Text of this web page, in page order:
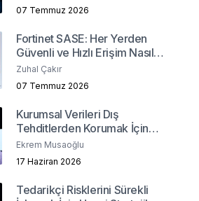
07 Temmuz 2026
Fortinet SASE: Her Yerden
Güvenli ve Hızlı Erişim Nasıl
Sağlanır?
Zuhal Çakır
07 Temmuz 2026
Kurumsal Verileri Dış
Tehditlerden Korumak İçin
Hangi Yöntemler İzlenmeli?
Ekrem Musaoğlu
17 Haziran 2026
Tedarikçi Risklerini Sürekli